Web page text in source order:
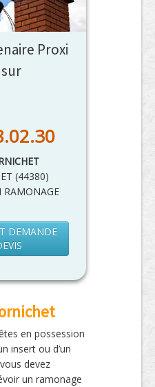
Proxi
(44380)
RAMONAGE
DEMANDE
en possession
insert ou d’un
devez
un ramonage